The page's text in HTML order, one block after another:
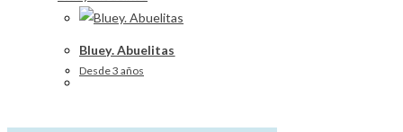
Bluey. Abuelitas
Desde 3 años